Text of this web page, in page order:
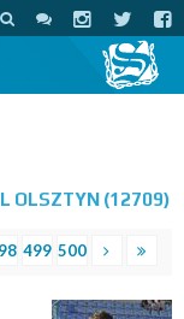
OLSZTYN (12709)
499 500